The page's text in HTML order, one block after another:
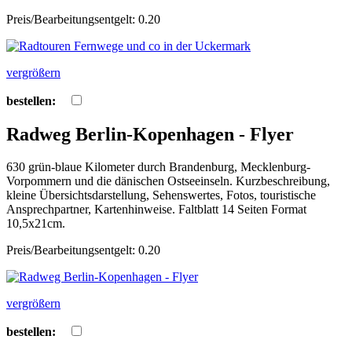
Preis/Bearbeitungsentgelt: 0.20
vergrößern
bestellen:
Radweg Berlin-Kopenhagen - Flyer
630 grün-blaue Kilometer durch Brandenburg, Mecklenburg-
Vorpommern und die dänischen Ostseeinseln. Kurzbeschreibung,
kleine Übersichtsdarstellung, Sehenswertes, Fotos, touristische
Ansprechpartner, Kartenhinweise. Faltblatt 14 Seiten Format
10,5x21cm.
Preis/Bearbeitungsentgelt: 0.20
vergrößern
bestellen: